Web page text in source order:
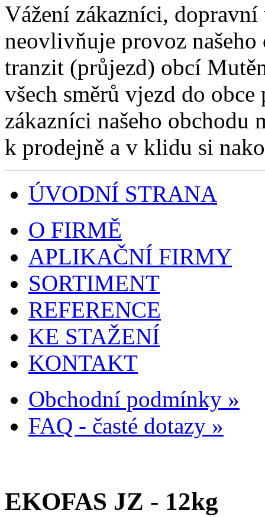
Vážení zákazníci,
neovlivňuje provoz našeho
tranzit (průjezd) obcí
všech směrů vjezd do obce
zákazníci našeho obchodu
k prodejně a v klidu si
ÚVODNÍ STRANA
O FIRMĚ
APLIKAČNÍ FIRMY
SORTIMENT
REFERENCE
KE STAŽENÍ
KONTAKT
Obchodní podmínky »
FAQ - časté dotazy »
EKOFAS JZ - 12kg